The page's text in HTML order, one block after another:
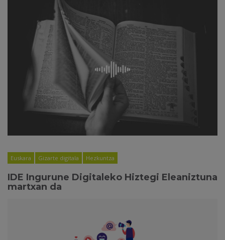
Euskara Gizarte digitala Hezkuntza
IDE Ingurune Digitaleko Hiztegi Eleaniztuna
martxan da